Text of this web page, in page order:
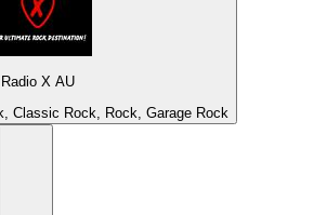
Radio X AU
Classic Rock, Rock, Garage Rock